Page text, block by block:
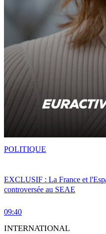
EXCLUSIF : La France et
controversée au SEAE
09:40
POLITIQUE
INTERNATIONAL